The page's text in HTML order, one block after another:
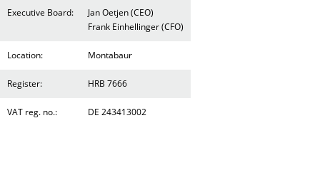
Executive Board:
Jan Oetjen (CEO)
Frank Einhellinger (CFO)
Location: Montabaur
Register: HRB 7666
VAT reg. no.: DE 243413002